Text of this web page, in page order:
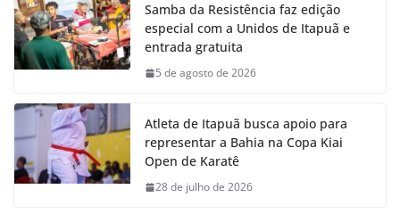
Samba da Resistência faz edição
especial com a Unidos de Itapuã e
entrada gratuita
5 de agosto de 2026
Atleta de Itapuã busca apoio para
representar a Bahia na Copa Kiai
Open de Karatê
28 de julho de 2026